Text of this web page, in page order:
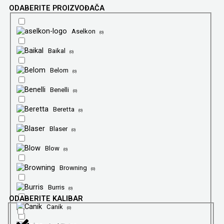
ODABERITE PROIZVOĐAČA
Aselkon (0)
Baikal (0)
Belom (0)
Benelli (0)
Beretta (0)
Blaser (0)
Blow (0)
Browning (0)
Burris (0)
Canik (0)
ODABERITE KALIBAR